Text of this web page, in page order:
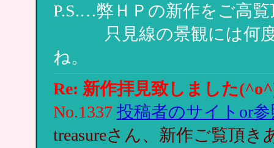
P.S.…弊ＨＰの新作をご高
只見線の景観には何度
ね。
Re: 新作拝見致しました
No.1337 投稿者のサイトor
treasureさん、新作ご覧頂